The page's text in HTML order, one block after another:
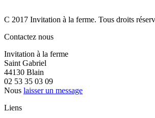
C 2017 Invitation à la ferme. Tous droits
Contactez nous
Invitation à la ferme
Saint Gabriel
44130 Blain
02 53 35 03 09
Nous laisser un message
Liens